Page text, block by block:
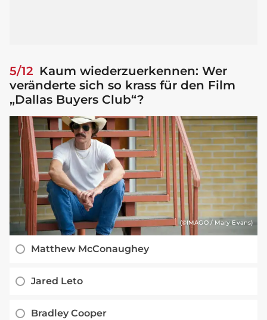
5/12 Kaum wiederzuerkennen: Wer
veränderte sich so krass für den Film
„Dallas Buyers Club“?
(©IMAGO / Mary Evans)
Matthew McConaughey
Jared Leto
Bradley Cooper